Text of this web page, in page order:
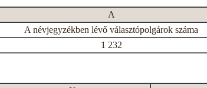
A
A névjegyzékben lévő választópolgárok száma
1 232